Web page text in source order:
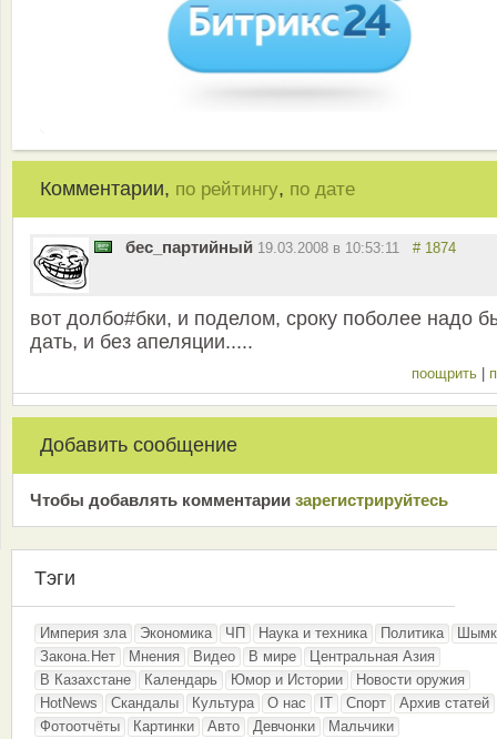
Комментарии, по рейтингу, по дате
бес_партийный 19.03.2008 в 10:53:11 # 1874
вот долбо#бки, и поделом, сроку поболее надо
дать, и без апеляции.....
поощрить
Добавить сообщение
Чтобы добавлять комментарии зарeгиcтрирyйтeсь
Тэги
Империя зла Экономика ЧП Наука и техника Политика
Закона.Нет
Мнения Видео В мире
Центральная Азия
В Казахстане
Календарь Юмор и Истории
Новости оружия
HotNews
Скандалы Культура О нас IT Спорт
Архив статей
Фотоотчёты
Картинки Авто Девчонки
Мальчики